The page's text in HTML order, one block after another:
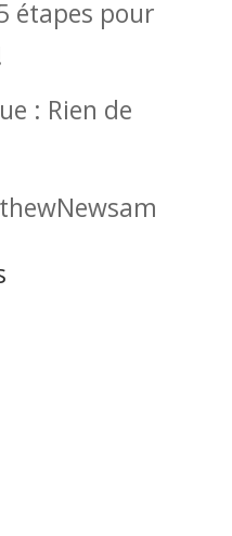
étapes pour
: Rien de